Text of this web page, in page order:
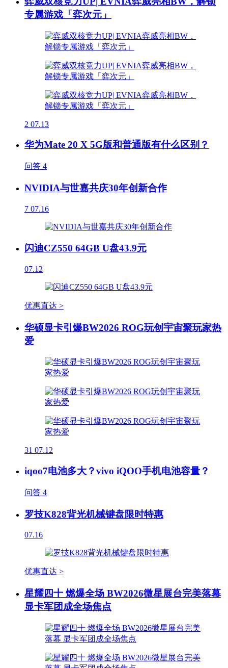
专属游戏「弈次元」
2 07.13
华为Mate 20 X 5G版和普通版有什么区别？
问答 4
NVIDIA与世嘉共庆30年创新合作
7 07.16
闪迪CZ550 64GB U盘43.9元
07.12
优惠直达 >
华硕显卡引爆BW2026 ROG玩创宇宙聚玩家热
爱
31 07.12
iqoo7电池多大？vivo iQOO手机电池容量？
问答 4
罗技K828背光机械键盘限时特惠
07.16
优惠直达 >
星耀四十 燃爆全场 BW2026微星展台完美落幕
显卡军团成全场焦点